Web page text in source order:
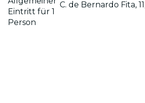
Eintritt für 1
Person
C. de Bernardo Fita,